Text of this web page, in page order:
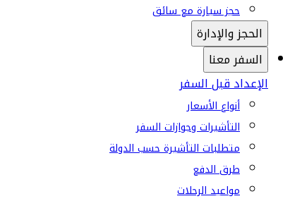
حجز سيارة مع سائق
الحجز والإدارة
السفر معنا
الإعداد قبل السفر
أنواع الأسعار
التأشيرات وجوازات السفر
متطلبات التأشيرة حسب الدولة
طرق الدفع
مواعيد الرحلات